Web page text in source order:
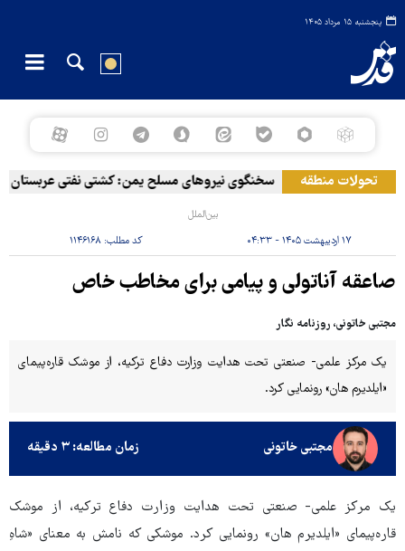
پنجشنبه ۱۵ مرداد ۱۴۰۵
تحولات منطقه سخنگوی نیروهای مسلح یمن: کشتی نفتی عربستان را
بین‌الملل
۱۷ اردیبهشت ۱۴۰۵ - ۰۴:۳۳ کد مطلب:۱۱۴۶۱۶۸
صاعقه آناتولی و پیامی برای مخاطب خاص
مجتبی خاتونی، روزنامه نگار
یک مرکز علمی- صنعتی تحت هدایت وزارت دفاع ترکیه، از موشک قاره‌پیمای
«ایلدیرم‌ هان» رونمایی کرد.
مجتبی خاتونی زمان مطالعه: ۳ دقیقه
یک مرکز علمی- صنعتی تحت هدایت وزارت دفاع ترکیه، از موشک
قاره‌پیمای «ایلدیرم‌ هان» رونمایی کرد. موشکی که نامش به معنای «شاهِ